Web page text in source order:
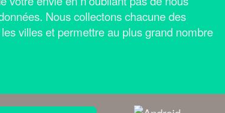
Nous collectons chacune des
villes et permettre au plus grand nombre